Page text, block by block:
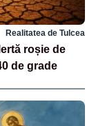
Realitatea de Tulcea
roșie de
de grade